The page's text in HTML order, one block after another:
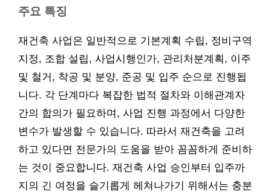
주요 특징
재건축 사업은 일반적으로 기본계획 수립, 정비구역
지정, 조합 설립, 사업시행인가, 관리처분계획, 이주
및 철거, 착공 및 분양, 준공 및 입주 순으로 진행됩
니다. 각 단계마다 복잡한 법적 절차와 이해관계자
간의 합의가 필요하며, 사업 진행 과정에서 다양한
변수가 발생할 수 있습니다. 따라서 재건축을 고려
하고 있다면 전문가의 도움을 받아 꼼꼼하게 준비하
는 것이 중요합니다. 재건축 사업 승인부터 입주까
지의 긴 여정을 슬기롭게 헤쳐나가기 위해서는 충분